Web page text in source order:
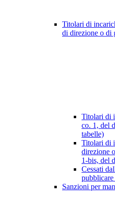
Titolari di
di direzione o di
Titolari di
co. 1, del
tabelle)
Titolari di
direzione
1-bis, del
Cessati
Sanzioni per